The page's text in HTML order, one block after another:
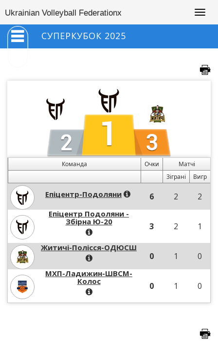
Ukrainian Volleyball Federationx
СУПЕРКУБОК 2025
Команда Очки
Матчі
Зіграні
Вигр
Епіцентр-Подоляни 6 2 2
Епіцентр Подоляни -
Збірна Ю-20
3 2 1
Житичі-Полісся-ОДЮСШ
0 1 0
МХП-Ладижин-ШВСМ-
Колос
0 1 0